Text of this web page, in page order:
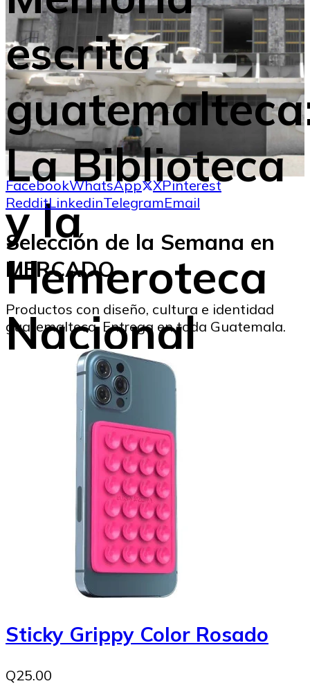
escrita
La Biblioteca
y la
Hemeroteca
Nacional
Marysabel Aldana
FacebookWhatsApp XPinterest
RedditLinkedinTelegramEmail
Selección de la Semana en
MERCADO
Productos con diseño, cultura e identidad
guatemalteca. Entrega en toda Guatemala.
Sticky Grippy Color Rosado
Q25.00